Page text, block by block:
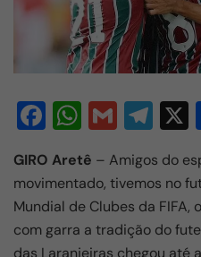
F
c
e
b
W
h
at
s
A
G
m
ail
T
el
e
gr
a
GIRO Aretê – Amigos do
movimentado, tivemos no
Mundial de Clubes da FIFA,
com garra a tradição do
das Laranjeiras chegou até